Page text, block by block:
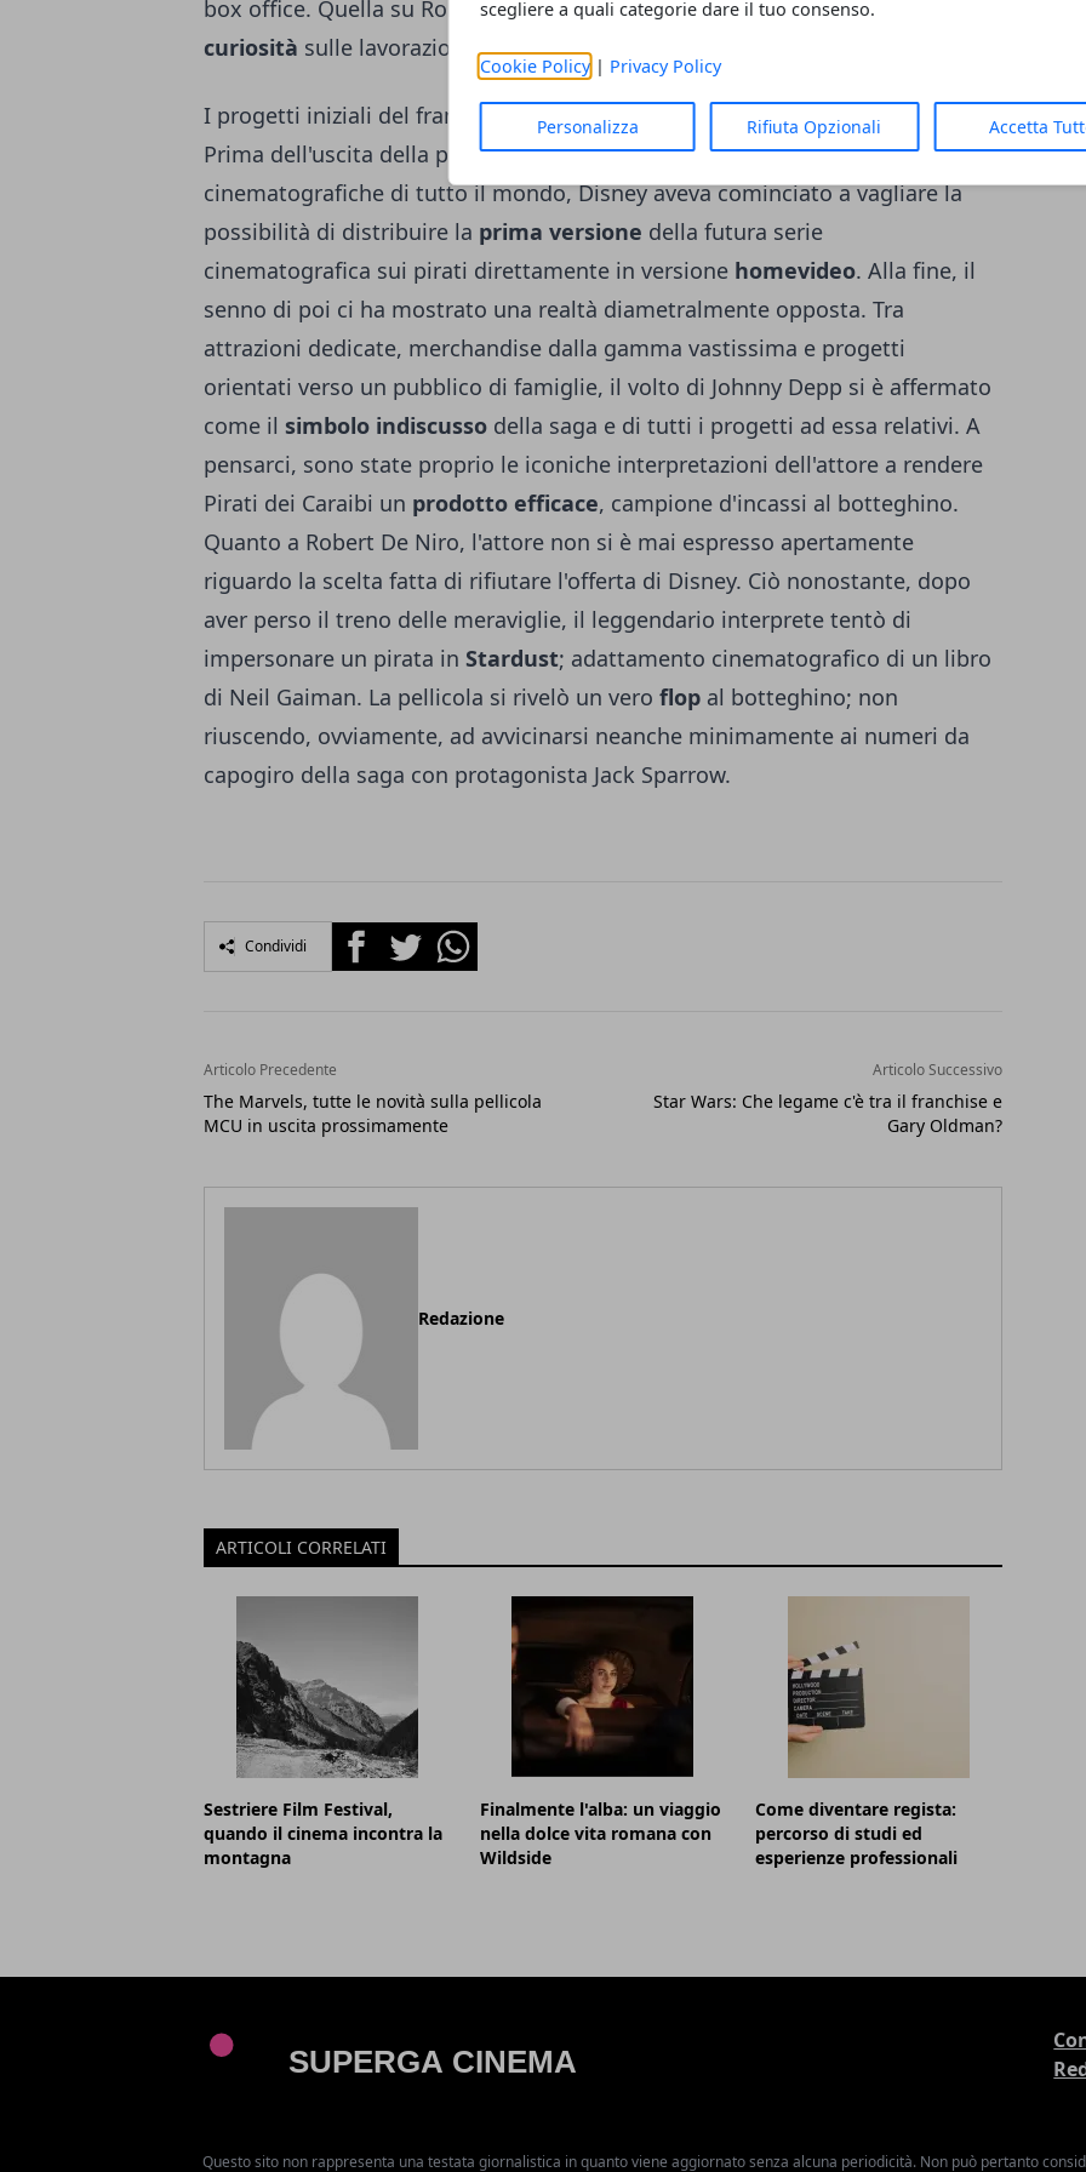
scegliere a quali categorie dare il tuo consenso.
Cookie Policy| Privacy Policy
Personalizza Rifiuta Opzionali Accetta
box office. Quella su Robert De Niro, comunque, non è l'unicainteressante
curiosità sulle lavorazioni del primo film di Pirati dei Caraibi.
I progetti iniziali del franchise
Prima dell'uscita della pellicola d'esordio della saga nelle sale
cinematografiche di tutto il mondo, Disney aveva cominciato a vagliare la
possibilità di distribuire la prima versione della futura serie
cinematografica sui pirati direttamente in versione homevideo. Alla fine, il
senno di poi ci ha mostrato una realtà diametralmente opposta. Tra
attrazioni dedicate, merchandise dalla gamma vastissima e progetti
orientati verso un pubblico di famiglie, il volto di Johnny Depp si è affermato
come il simbolo indiscusso della saga e di tutti i progetti ad essa relativi. A
pensarci, sono state proprio le iconiche interpretazioni dell'attore a rendere
Pirati dei Caraibi un prodotto efficace, campione d'incassi al botteghino.
Quanto a Robert De Niro, l'attore non si è mai espresso apertamente
riguardo la scelta fatta di rifiutare l'offerta di Disney. Ciò nonostante, dopo
aver perso il treno delle meraviglie, il leggendario interprete tentò di
impersonare un pirata in Stardust; adattamento cinematografico di un libro
di Neil Gaiman. La pellicola si rivelò un vero flop al botteghino; non
riuscendo, ovviamente, ad avvicinarsi neanche minimamente ai numeri da
capogiro della saga con protagonista Jack Sparrow.
Condividi FacebookTwitterWhatsapp
Articolo Precedente
The Marvels, tutte le novità sulla pellicola
MCU in uscita prossimamente
Articolo Successivo
Star Wars: Che legame c'è tra il franchise e
Gary Oldman?
Redazione
ARTICOLI CORRELATI
Sestriere Film Festival,
quando il cinema incontra la
montagna
Finalmente l'alba: un viaggio
nella dolce vita romana con
Wildside
Come diventare regista:
percorso di studi ed
esperienze professionali
Questo sito non rappresenta una testata giornalistica in quanto viene aggiornato senza alcuna periodicità. Non può pertanto